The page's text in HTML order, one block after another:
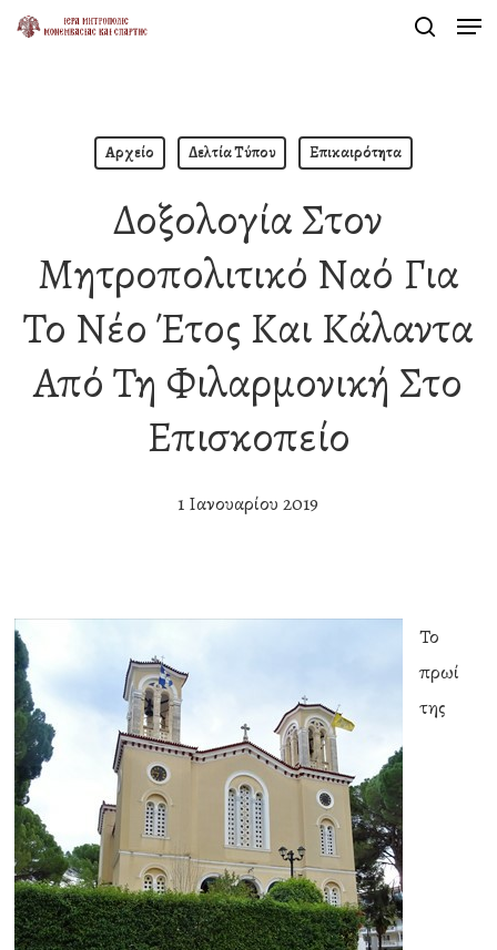
Skip
Αρχείο Δελτία Τύπου Επικαιρότητα
Δοξολογία Στον
Μητροπολιτικό Ναό Για
Το Νέο Έτος Και Κάλαντα
Από Τη Φιλαρμονική Στο
Επισκοπείο
1 Ιανουαρίου 2019
Το
πρωί
της